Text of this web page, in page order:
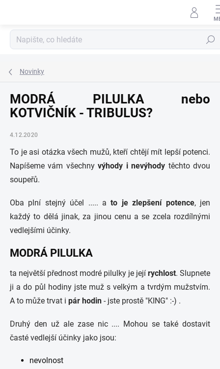
Hledat
Novinky
MODRÁ PILULKA nebo
KOTVIČNÍK - TRIBULUS?
4.12.2020
To je asi otázka všech mužů, kteří chtějí mít lepší potenci.
Napíšeme vám všechnyvýhody i nevýhody těchto dvou
soupeřů.
Oba plní stejný účel ..... ato je zlepšení potence, jen
každý to dělá jinak, za jinou cenu a se zcela rozdílnými
vedlejšími účinky.
MODRÁ PILULKA
ta největší přednost modré pilulky je její rychlost. Slupnete
ji a do půl hodiny jste muž s velkým a tvrdým mužstvím.
A to může trvat i pár hodin - jste prostě "KING" :-) .
Druhý den už ale zase nic .... Mohou se také dostavit
časté vedlejší účinky jako jsou:
nevolnost